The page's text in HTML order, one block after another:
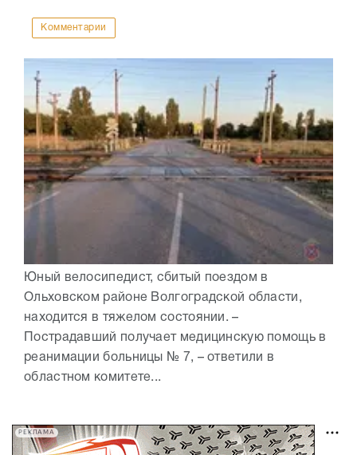
Комментарии
Юный велосипедист, сбитый поездом в
Ольховском районе Волгоградской области,
находится в тяжелом состоянии. –
Пострадавший получает медицинскую помощь в
реанимации больницы № 7, – ответили в
областном комитете...
РЕКЛАМА